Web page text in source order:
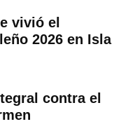
vivió el
2026 en Isla
contra el